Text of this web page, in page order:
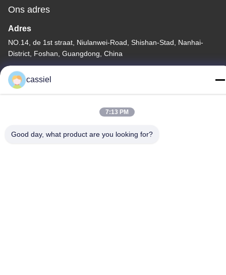
Ons adres
Adres
NO.14, de 1st straat, Niulanwei-Road, Shishan-Stad, Nanhai-
District, Foshan, Guangdong, China
Telefoon
86-139-2915-0962
cassiel
7:13 PM
Good day, what product are you looking for?